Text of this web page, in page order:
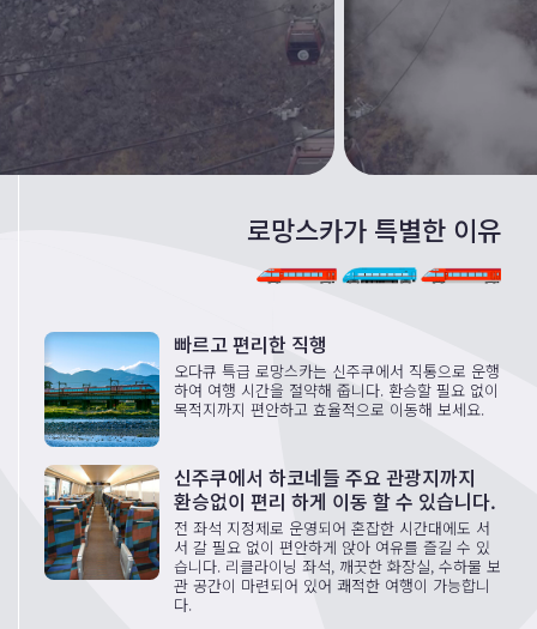
로망스카가 특별한 이유
빠르고 편리한 직행
오다큐 특급 로망스카는 신주쿠에서 직통으로 운행
하여 여행 시간을 절약해 줍니다. 환승할 필요 없이
목적지까지 편안하고 효율적으로 이동해 보세요.
신주쿠에서 하코네들 주요 관광지까지
환승없이 편리 하게 이동 할 수 있습니다.
전 좌석 지정제로 운영되어 혼잡한 시간대에도 서
서 갈 필요 없이 편안하게 앉아 여유를 즐길 수 있
습니다. 리클라이닝 좌석, 깨끗한 화장실, 수하물 보
관 공간이 마련되어 있어 쾌적한 여행이 가능합니
다.